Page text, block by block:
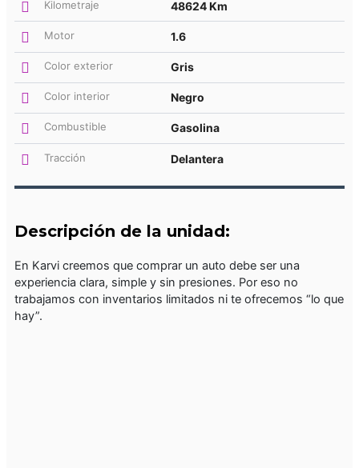
Kilometraje 48624 Km
Motor 1.6
Color exterior Gris
Color interior Negro
Combustible Gasolina
Tracción Delantera
Descripción de la unidad:
En Karvi creemos que comprar un auto debe ser una
experiencia clara, simple y sin presiones. Por eso no
trabajamos con inventarios limitados ni te ofrecemos “lo que
hay”.